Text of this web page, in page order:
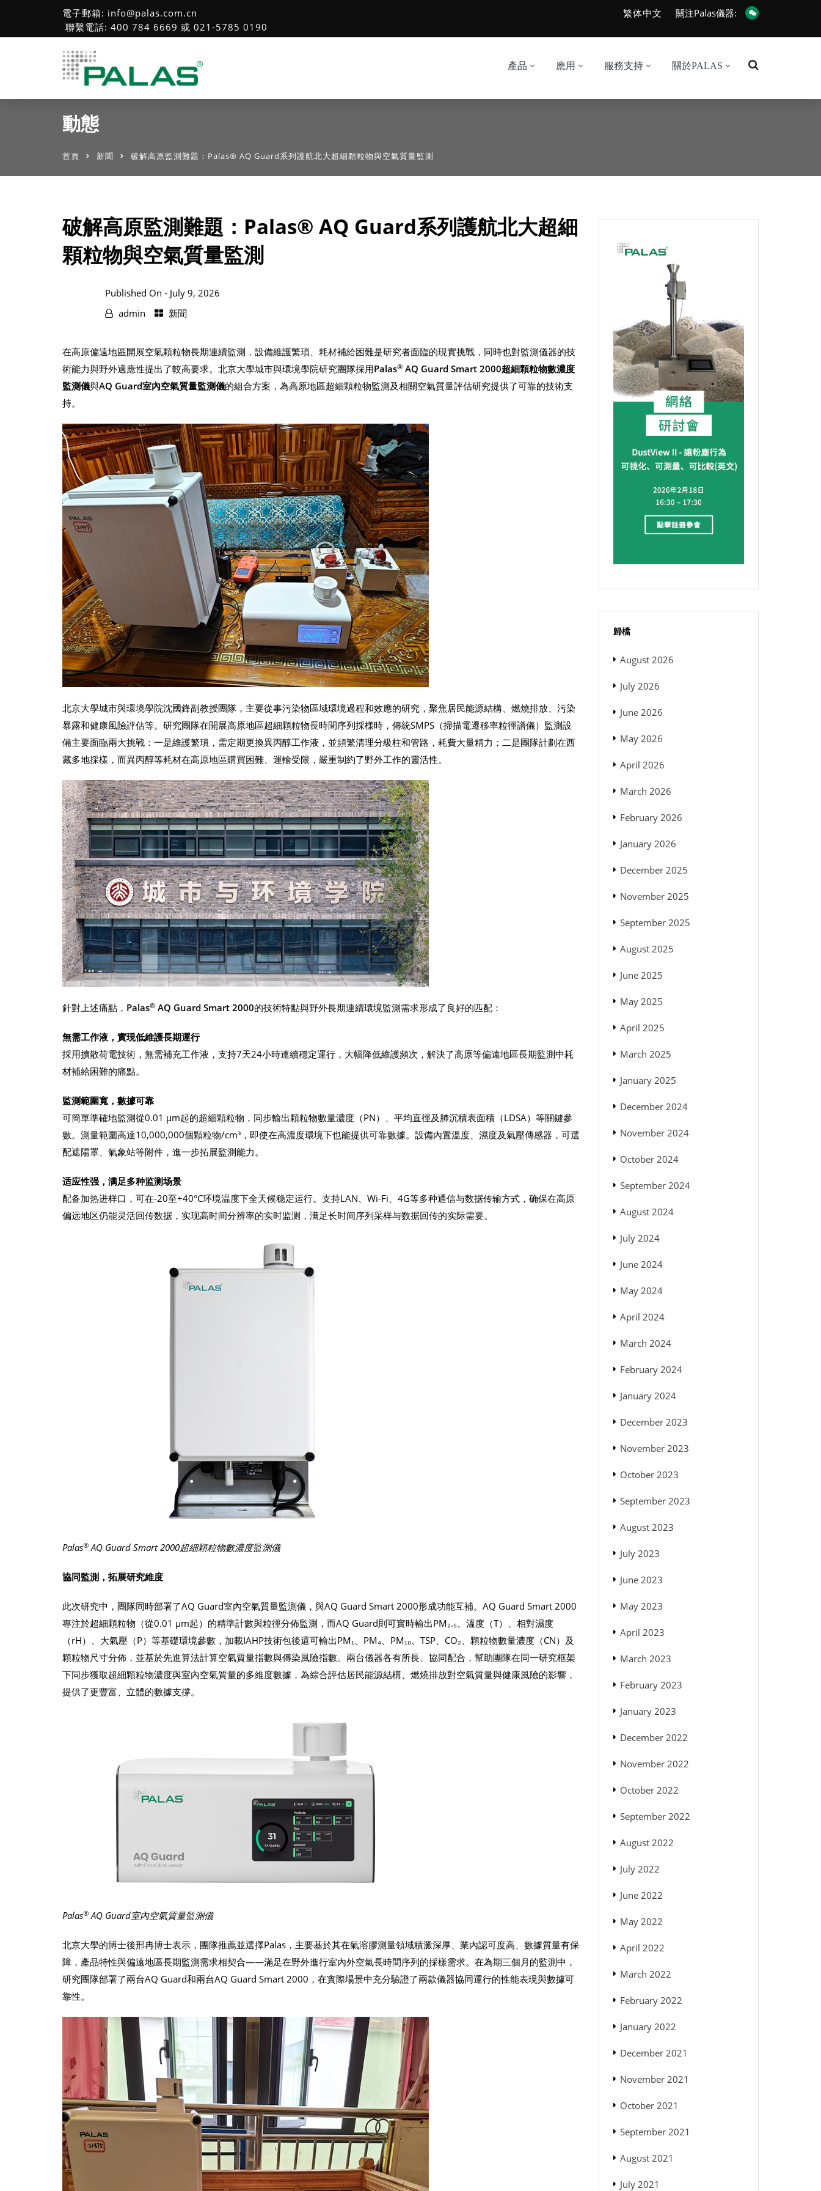
電子郵箱: info@palas.com.cn
聯繫電話: 400 784 6669 或 021-5785 0190
繁体中文 關注Palas儀器:
產品 應用 服務支持 關於PALAS
動態
首頁 新聞 破解高原監測難題：Palas® AQ Guard系列護航北大超細顆粒物與空氣質量監測
破解高原監測難題：Palas® AQ Guard系列護航北大超細
顆粒物與空氣質量監測
Published On - July 9, 2026
admin
新聞
在高原偏遠地區開展空氣顆粒物長期連續監測，設備維護繁瑣、耗材補給困難是研究者面臨的現實挑戰，同時也對監測儀器的技
術能力與野外適應性提出了較高要求。北京大學城市與環境學院研究團隊採用Palas® AQ Guard Smart 2000超細顆粒物數濃度
監測儀與AQ Guard室內空氣質量監測儀的組合方案，為高原地區超細顆粒物監測及相關空氣質量評估研究提供了可靠的技術支
持。
北京大學城市與環境學院沈國鋒副教授團隊，主要從事污染物區域環境過程和效應的研究，聚焦居民能源結構、燃燒排放、污染
暴露和健康風險評估等。研究團隊在開展高原地區超細顆粒物長時間序列採樣時，傳統SMPS（掃描電遷移率粒徑譜儀）監測設
備主要面臨兩大挑戰：一是維護繁瑣，需定期更換異丙醇工作液，並頻繁清理分級柱和管路，耗費大量精力；二是團隊計劃在西
藏多地採樣，而異丙醇等耗材在高原地區購買困難、運輸受限，嚴重制約了野外工作的靈活性。
針對上述痛點， Palas® AQ Guard Smart 2000的技術特點與野外長期連續環境監測需求形成了良好的匹配：
無需工作液，實現低維護長期運行
採用擴散荷電技術，無需補充工作液，支持7天24小時連續穩定運行，大幅降低維護頻次，解決了高原等偏遠地區長期監測中耗
材補給困難的痛點。
監測範圍寬，數據可靠
可簡單準確地監測從0.01 μm起的超細顆粒物，同步輸出顆粒物數量濃度（PN）、平均直徑及肺沉積表面積（LDSA）等關鍵參
數。測量範圍高達10,000,000個顆粒物/cm³，即使在高濃度環境下也能提供可靠數據。設備內置溫度、濕度及氣壓傳感器，可選
配遮陽罩、氣象站等附件，進一步拓展監測能力。
适应性强，满足多种监测场景
配备加热进样口，可在-20至+40°C环境温度下全天候稳定运行。支持LAN、Wi-Fi、4G等多种通信与数据传输方式，确保在高原
偏远地区仍能灵活回传数据，实现高时间分辨率的实时监测，满足长时间序列采样与数据回传的实际需要。
Palas® AQ Guard Smart 2000超細顆粒物數濃度監測儀
協同監測，拓展研究維度
此次研究中，團隊同時部署了AQ Guard室內空氣質量監測儀，與AQ Guard Smart 2000形成功能互補。AQ Guard Smart 2000
專注於超細顆粒物（從0.01 μm起）的精準計數與粒徑分佈監測，而AQ Guard則可實時輸出PM₂.₅、溫度（T）、相對濕度
（rH）、大氣壓（P）等基礎環境參數，加載IAHP技術包後還可輸出PM₁、PM₄、PM₁₀、TSP、CO₂、顆粒物數量濃度（CN）及
顆粒物尺寸分佈，並基於先進算法計算空氣質量指數與傳染風險指數。兩台儀器各有所長、協同配合，幫助團隊在同一研究框架
下同步獲取超細顆粒物濃度與室內空氣質量的多維度數據，為綜合評估居民能源結構、燃燒排放對空氣質量與健康風險的影響，
提供了更豐富、立體的數據支撐。
Palas® AQ Guard室內空氣質量監測儀
北京大學的博士後邢冉博士表示，團隊推薦並選擇Palas，主要基於其在氣溶膠測量領域積澱深厚、業內認可度高、數據質量有保
障，產品特性與偏遠地區長期監測需求相契合——滿足在野外進行室內外空氣長時間序列的採樣需求。在為期三個月的監測中，
研究團隊部署了兩台AQ Guard和兩台AQ Guard Smart 2000，在實際場景中充分驗證了兩款儀器協同運行的性能表現與數據可
靠性。
歸檔
August 2026
July 2026
June 2026
May 2026
April 2026
March 2026
February 2026
January 2026
December 2025
November 2025
September 2025
August 2025
June 2025
May 2025
April 2025
March 2025
January 2025
December 2024
November 2024
October 2024
September 2024
August 2024
July 2024
June 2024
May 2024
April 2024
March 2024
February 2024
January 2024
December 2023
November 2023
October 2023
September 2023
August 2023
July 2023
June 2023
May 2023
April 2023
March 2023
February 2023
January 2023
December 2022
November 2022
October 2022
September 2022
August 2022
July 2022
June 2022
May 2022
April 2022
March 2022
February 2022
January 2022
December 2021
November 2021
October 2021
September 2021
August 2021
July 2021